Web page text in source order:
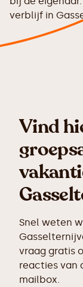
verblijf in
Vind
Snel weten
vraag gratis
reacties van
mailbox.